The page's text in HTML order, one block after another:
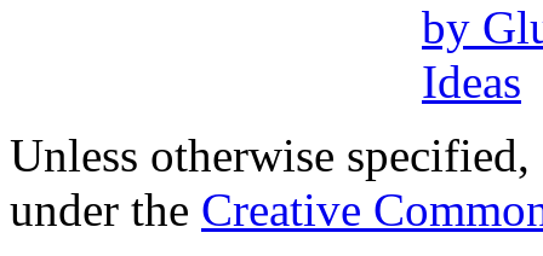
Unless otherwise
under the Creative